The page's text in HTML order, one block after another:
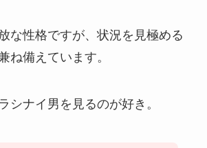
な性格ですが、状況を見極める
ね備えています。
シナイ男を見るのが好き。